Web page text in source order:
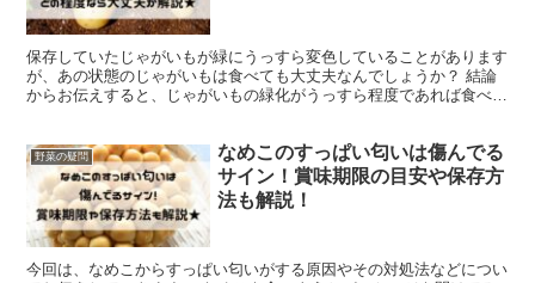
保存していたじゃがいもが緑にうっすら変色していることがあります
が、あの状態のじゃがいもは食べても大丈夫なんでしょうか？ 結論
からお伝えすると、じゃがいもの緑化がうっすら程度であれば食べら
野菜の疑問
なめこのすっぱい匂いは傷んでる
サイン！賞味期限の目安や保存方
法も解説！
今回は、なめこからすっぱい匂いがする原因やその対処法などについ